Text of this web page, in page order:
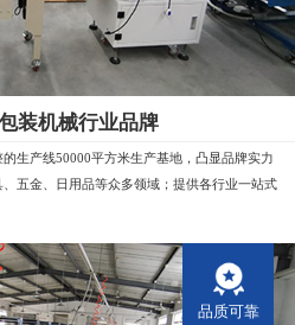
装机械行业品牌
生产线50000平方米生产基地，凸显品牌实力
五金、日用品等众多领域；提供各行业一站式
品质可靠